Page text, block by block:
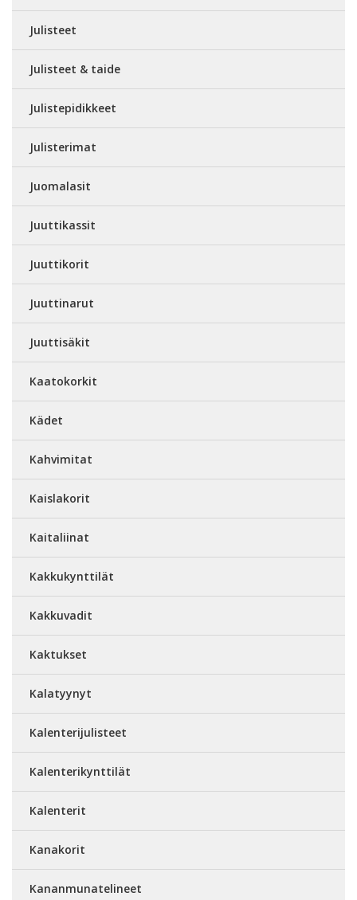
Julisteet
Julisteet & taide
Julistepidikkeet
Julisterimat
Juomalasit
Juuttikassit
Juuttikorit
Juuttinarut
Juuttisäkit
Kaatokorkit
Kädet
Kahvimitat
Kaislakorit
Kaitaliinat
Kakkukynttilät
Kakkuvadit
Kaktukset
Kalatyynyt
Kalenterijulisteet
Kalenterikynttilät
Kalenterit
Kanakorit
Kananmunatelineet